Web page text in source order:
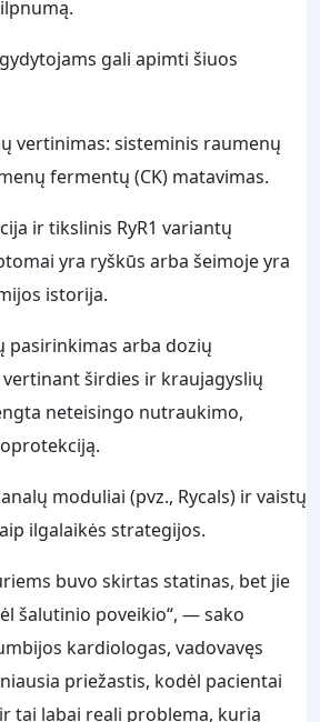
gali apimti šiuos
vertinimas: sisteminis raumenų
fermentų (CK) matavimas.
ir tikslinis RyR1 variantų
yra ryškūs arba šeimoje yra
istorija.
pasirinkimas arba dozių
širdies ir kraujagyslių
neteisingo nutraukimo,
moduliai (pvz., Rycals) ir vaistų
ilgalaikės strategijos.
buvo skirtas statinas, bet jie
šalutinio poveikio“, — sako
kardiologas, vadovavęs
priežastis, kodėl pacientai
tai labai reali problema, kurią